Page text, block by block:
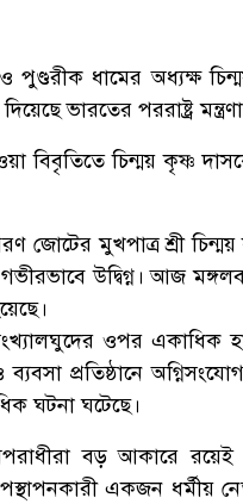
ধামের অধ্যক্ষ
ভারতের পররাষ্ট্র
বিবৃতিতে চিন্ময় কৃষ্ণ
জোটের মুখপাত্র শ্রী
উদ্বিগ্ন। আজ
ওপর একাধিক
প্রতিষ্ঠানে
ঘটনা ঘটেছে।
বড় আকারে রয়েই
একজন ধর্মীয়